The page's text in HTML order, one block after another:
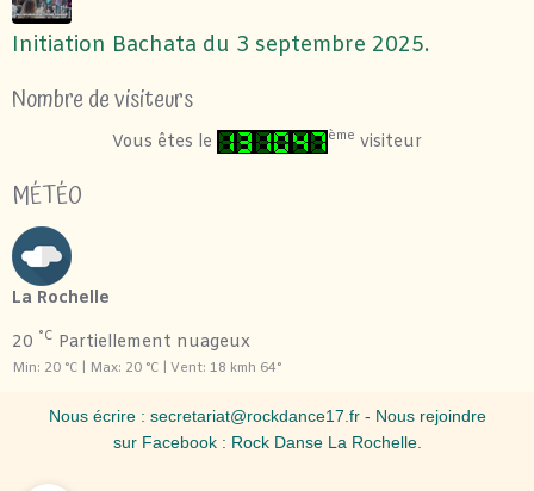
Initiation Bachata du 3 septembre 2025.
Nombre de visiteurs
Vous êtes le ème visiteur
MÉTÉO
La Rochelle
20 °C Partiellement nuageux
Min: 20 °C | Max: 20 °C | Vent: 18 kmh 64°
Nous écrire : secretariat@rockdance17.fr- Nous rejoindre
sur Facebook : Rock Danse La Rochelle.